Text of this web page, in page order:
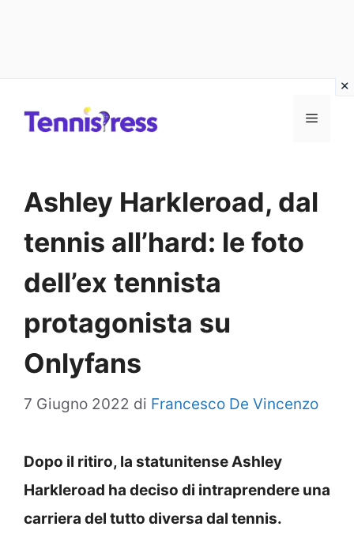
MENU
Ashley Harkleroad, dal
tennis all’hard: le foto
dell’ex tennista
protagonista su
Onlyfans
7 Giugno 2022 di Francesco De Vincenzo
Dopo il ritiro, la statunitense Ashley
Harkleroad ha deciso di intraprendere una
carriera del tutto diversa dal tennis.